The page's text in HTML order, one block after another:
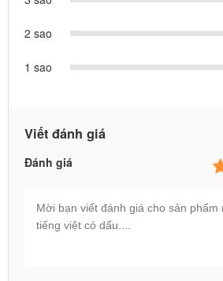
2 sao
1 sao
Viết đánh giá
Đánh giá